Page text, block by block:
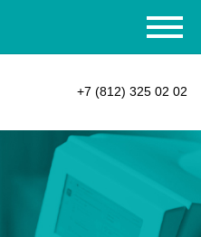
+7 (812) 325 02 02